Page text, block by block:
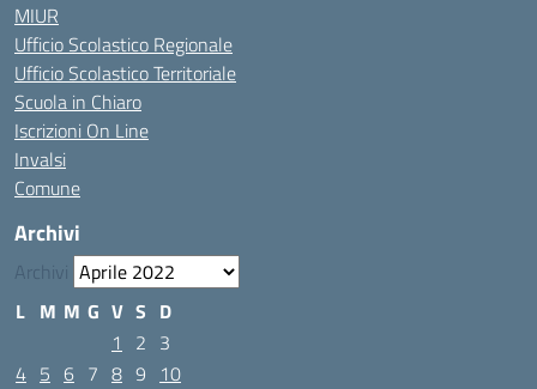
MIUR
Ufficio Scolastico Regionale
Ufficio Scolastico Territoriale
Scuola in Chiaro
Iscrizioni On Line
Invalsi
Comune
Archivi
Archivi
L M M G V S D
1
2 3
4 5 6 7 8 9 10